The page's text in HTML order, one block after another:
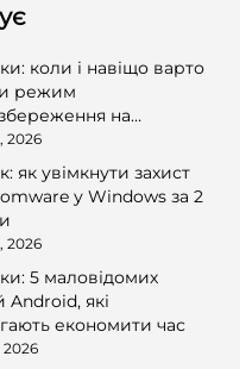
коли і навіщо варто
режим
на
2026
як увімкнути захист
у Windows за 2
2026
5 маловідомих
Android, які
економити час
2026